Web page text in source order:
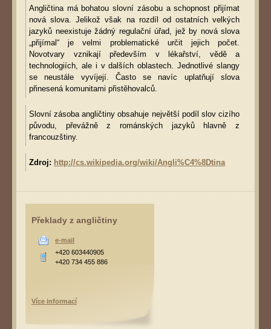
Angličtina má bohatou slovní zásobu a schopnost přijímat
nová slova. Jelikož však na rozdíl od ostatních velkých
jazyků neexistuje žádný regulační úřad, jež by nová slova
„přijímal“ je velmi problematické určit jejich počet.
Novotvary vznikají především v lékařství, vědě a
technologiích, ale i v dalších oblastech. Jednotlivé slangy
se neustále vyvíjejí. Často se navíc uplatňují slova
přinesená komunitami přistěhovalců.
Slovní zásoba angličtiny obsahuje největší podíl slov cizího
původu, převážně z románských jazyků hlavně z
francouzštiny.
Zdroj: http://cs.wikipedia.org/wiki/Angli%C4%8Dtina
Překlady z angličtiny
e-mail
+420 603440905
+420 734 455 886
Více informací